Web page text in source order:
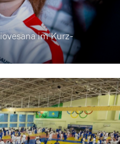
im Kurz-